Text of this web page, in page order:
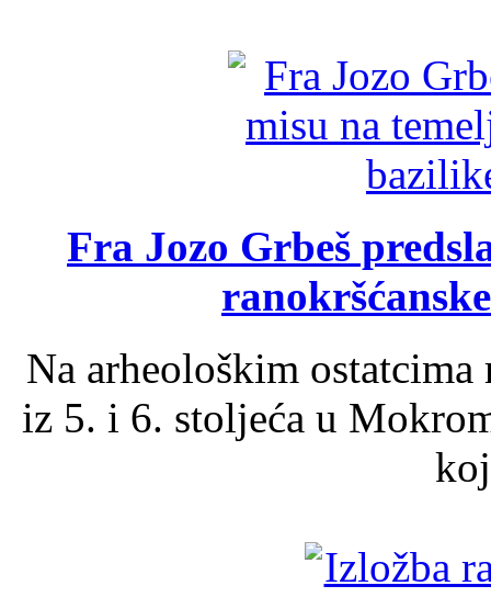
Fra Jozo Grbeš
Na arheološkim
iz 5. i 6. stoljeća u